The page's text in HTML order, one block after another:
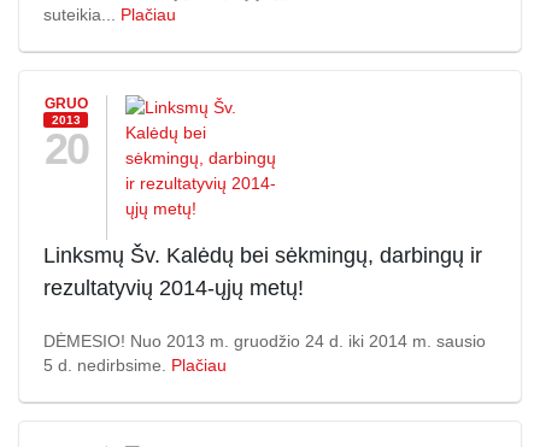
suteikia... Plačiau
GRUO
2013
20
Linksmų Šv. Kalėdų bei sėkmingų, darbingų ir
rezultatyvių 2014-ųjų metų!
DĖMESIO! Nuo 2013 m. gruodžio 24 d. iki 2014 m. sausio
5 d. nedirbsime. Plačiau